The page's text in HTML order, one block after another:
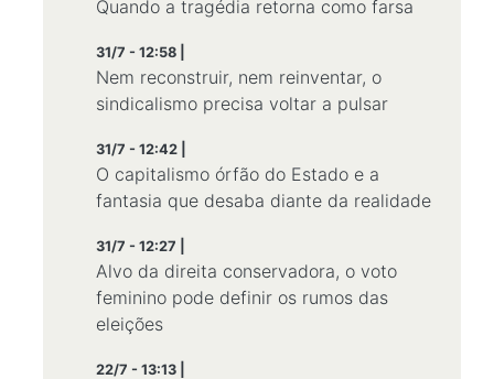
Quando a tragédia retorna como farsa
31/7 - 12:58 |
Nem reconstruir, nem reinventar, o
sindicalismo precisa voltar a pulsar
31/7 - 12:42 |
O capitalismo órfão do Estado e a
fantasia que desaba diante da realidade
31/7 - 12:27 |
Alvo da direita conservadora, o voto
feminino pode definir os rumos das
eleições
22/7 - 13:13 |